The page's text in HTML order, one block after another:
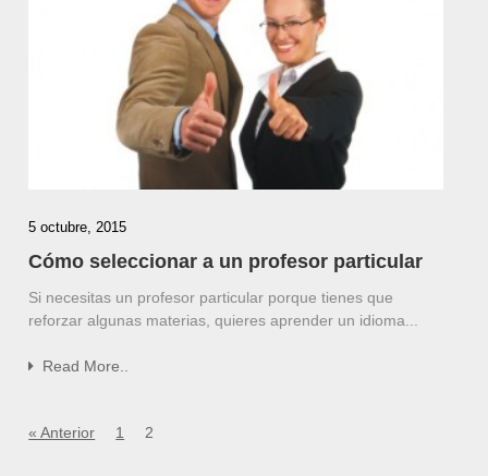
5 octubre, 2015
Cómo seleccionar a un profesor particular
Si necesitas un profesor particular porque tienes que
reforzar algunas materias, quieres aprender un idioma...
Read More..
« Anterior 1 2